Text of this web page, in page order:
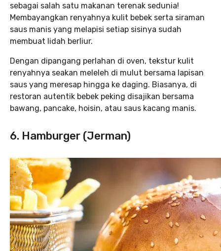
sebagai salah satu makanan terenak sedunia!
Membayangkan renyahnya kulit bebek serta siraman
saus manis yang melapisi setiap sisinya sudah
membuat lidah berliur.
Dengan dipangang perlahan di oven, tekstur kulit
renyahnya seakan meleleh di mulut bersama lapisan
saus yang meresap hingga ke daging. Biasanya, di
restoran autentik bebek peking disajikan bersama
bawang, pancake, hoisin, atau saus kacang manis.
6. Hamburger (Jerman)